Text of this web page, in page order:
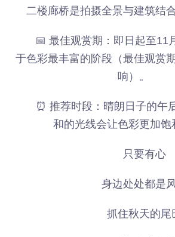
二楼廊桥是拍摄全景与建筑结
📅 最佳观赏期：即日起至11
于色彩最丰富的阶段（最佳观赏
响）。
⏰ 推荐时段：晴朗日子的午
和的光线会让色彩更加饱
只要有心
身边处处都是
抓住秋天的尾